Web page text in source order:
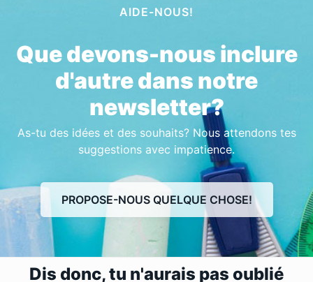
AIDE-NOUS!
Que devons-nous inclure
d'autre dans notre
newsletter?
As-tu des idées et des souhaits? Nous attendons tes
suggestions avec impatience.
PROPOSE-NOUS QUELQUE CHOSE!
Dis donc, tu n'aurais pas oublié